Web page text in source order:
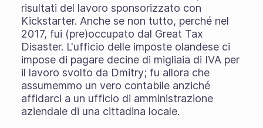
risultati del lavoro sponsorizzato con
Kickstarter. Anche se non tutto, perché nel
2017, fui (pre)occupato dal Great Tax
Disaster. L'ufficio delle imposte olandese ci
impose di pagare decine di migliaia di IVA per
il lavoro svolto da Dmitry; fu allora che
assumemmo un vero contabile anziché
affidarci a un ufficio di amministrazione
aziendale di una cittadina locale.